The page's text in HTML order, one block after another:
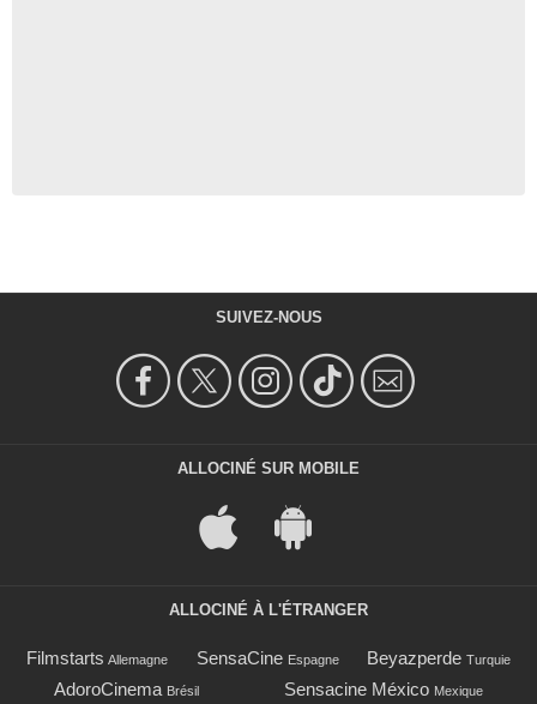
SUIVEZ-NOUS
ALLOCINÉ SUR MOBILE
ALLOCINÉ À L'ÉTRANGER
Filmstarts Allemagne SensaCine Espagne Beyazperde Turquie
AdoroCinema Brésil Sensacine México Mexique